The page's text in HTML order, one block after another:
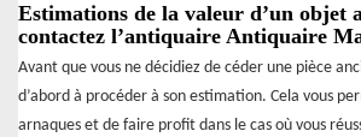
Estimations de la valeur d’un objet
contactez l’antiquaire Antiquaire
Avant que vous ne décidiez de céder une pièce
d’abord à procéder à son estimation. Cela vous
arnaques et de faire profit dans le cas où vous